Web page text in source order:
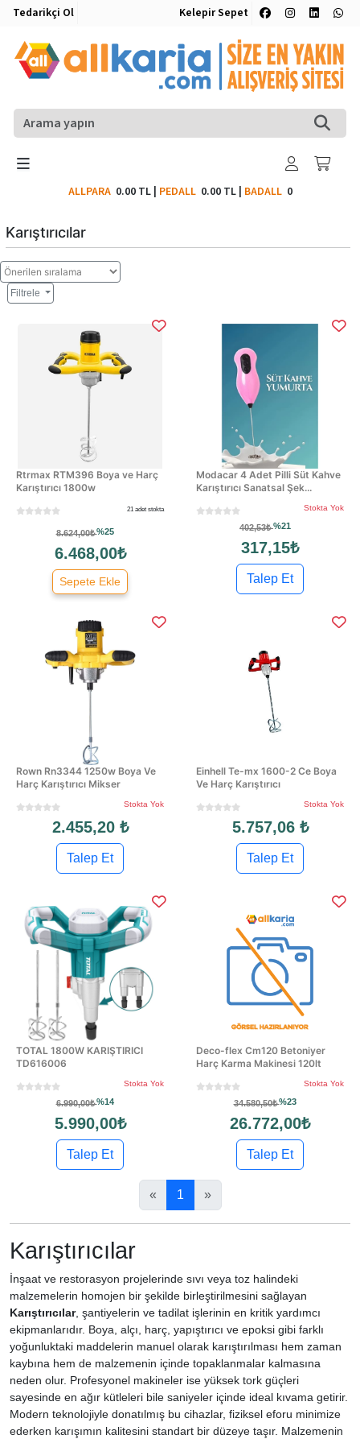
Tedarikçi Ol Kelepir Sepet
ALLPARA 0.00 TL| PEDALL 0.00 TL| BADALL0
Karıştırıcılar
Filtrele
Rtrmax RTM396 Boya ve Harç
Karıştırıcı 1800w
21 adet stokta
8.624,00₺%25
6.468,00₺
Sepete Ekle
Modacar 4 Adet Pilli Süt Kahve
Karıştırıcı Sanatsal Şek...
Stokta Yok
402,53₺%21
317,15₺
Talep Et
Rown Rn3344 1250w Boya Ve
Harç Karıştırıcı Mikser
Stokta Yok
2.455,20 ₺
Talep Et
Einhell Te-mx 1600-2 Ce Boya
Ve Harç Karıştırıcı
Stokta Yok
5.757,06 ₺
Talep Et
TOTAL 1800W KARIŞTIRICI
TD616006
Stokta Yok
6.990,00₺%14
5.990,00₺
Talep Et
Deco-flex Cm120 Betoniyer
Harç Karma Makinesi 120lt
Stokta Yok
34.580,50₺%23
26.772,00₺
Talep Et
« 1 »
Karıştırıcılar
İnşaat ve restorasyon projelerinde sıvı veya toz halindeki
malzemelerin homojen bir şekilde birleştirilmesini sağlayan
Karıştırıcılar, şantiyelerin ve tadilat işlerinin en kritik yardımcı
ekipmanlarıdır. Boya, alçı, harç, yapıştırıcı ve epoksi gibi farklı
yoğunluktaki maddelerin manuel olarak karıştırılması hem zaman
kaybına hem de malzemenin içinde topaklanmalar kalmasına
neden olur. Profesyonel makineler ise yüksek tork güçleri
sayesinde en ağır kütleleri bile saniyeler içinde ideal kıvama getirir.
Modern teknolojiyle donatılmış bu cihazlar, fiziksel eforu minimize
ederken karışımın kalitesini standart bir düzeye taşır. Malzemenin